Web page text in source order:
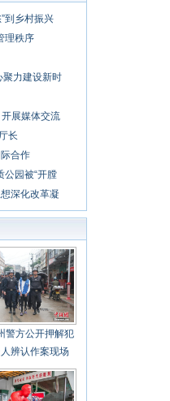
到乡村振兴
理秩序
聚力建设新时
开展媒体交流
长
合作
公园被“开膛
深化改革凝
色社会主义
警方公开押解犯
辨认作案现场